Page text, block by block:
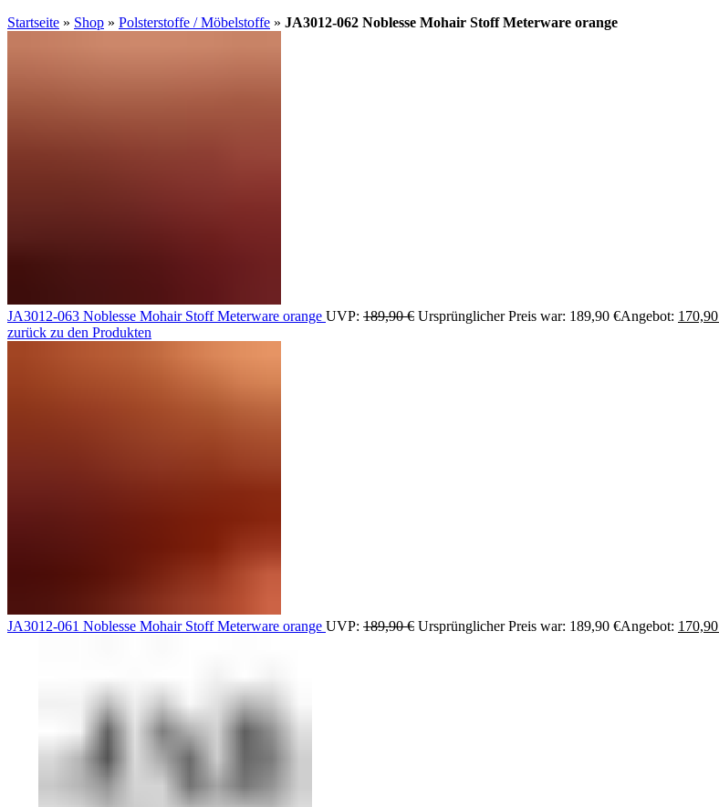
Startseite » Shop » Polsterstoffe / Möbelstoffe » JA3012-062 Noblesse Mohair Stoff Meterware orange
JA3012-063 Noblesse Mohair Stoff Meterware orange UVP: 189,90€ Ursprünglicher Preis war: 189,90 €Angebot: 170,90
zurück zu den Produkten
JA3012-061 Noblesse Mohair Stoff Meterware orange UVP: 189,90€ Ursprünglicher Preis war: 189,90 €Angebot: 170,90